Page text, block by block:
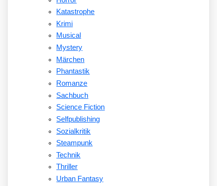
Katastrophe
Krimi
Musical
Mystery
Märchen
Phantastik
Romanze
Sachbuch
Science Fiction
Selfpublishing
Sozialkritik
Steampunk
Technik
Thriller
Urban Fantasy